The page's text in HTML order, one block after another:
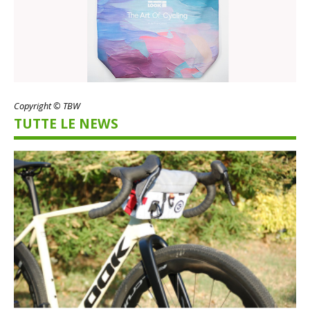
Copyright © TBW
TUTTE LE NEWS